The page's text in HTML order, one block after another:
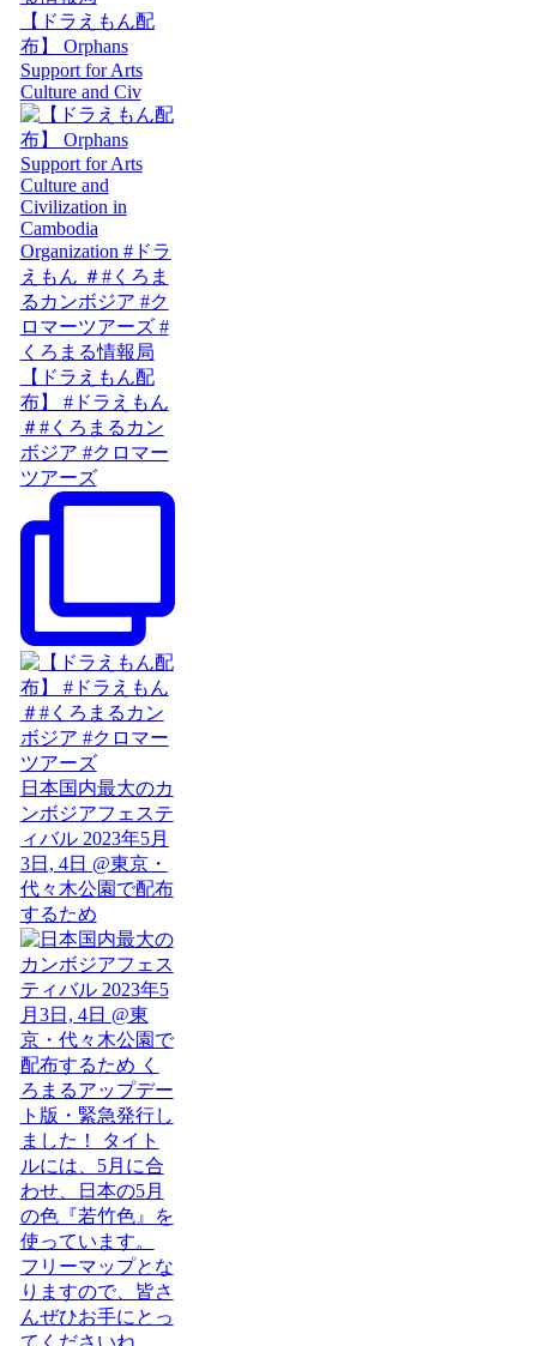
【ドラえもん配
布】 Orphans
Support for Arts
Culture and Civ
【ドラえもん配
布】 #ドラえもん
＃#くろまるカン
ボジア #クロマー
ツアーズ
日本国内最大のカ
ンボジアフェステ
ィバル 2023年5月
3日, 4日 @東京・
代々木公園で配布
するため